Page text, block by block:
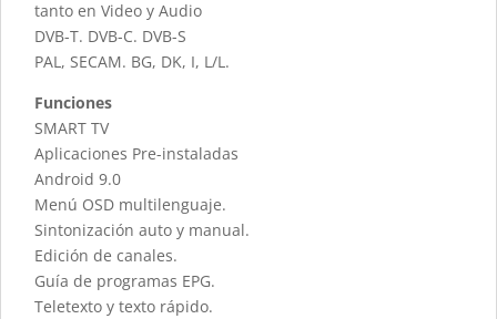
tanto en Video y Audio
DVB-T. DVB-C. DVB-S
PAL, SECAM. BG, DK, I, L/L.
Funciones
SMART TV
Aplicaciones Pre-instaladas
Android 9.0
Menú OSD multilenguaje.
Sintonización auto y manual.
Edición de canales.
Guía de programas EPG.
Teletexto y texto rápido.